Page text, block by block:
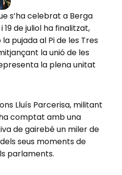
s’ha celebrat a Berga
19 de juliol ha finalitzat,
pujada al Pi de les Tres
la unió de les
la plena unitat
Lluís Parcerisa, militant
comptat amb una
de gairebé un miler de
seus moments de
parlaments.